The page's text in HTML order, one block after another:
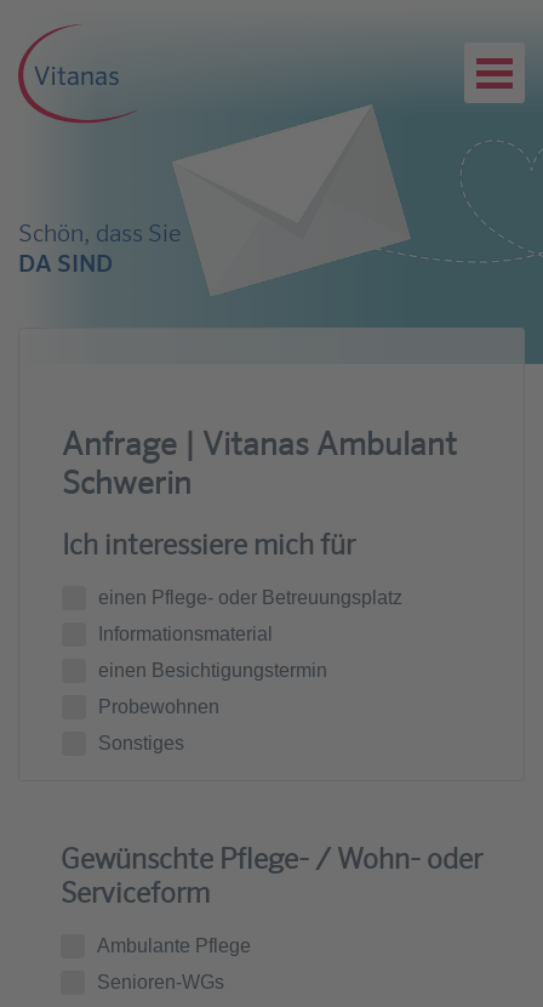
Schön, dass Sie
DA SIND
Anfrage | Vitanas Ambulant
Schwerin
Ich interessiere mich für
einen Pflege- oder Betreuungsplatz
Informationsmaterial
einen Besichtigungstermin
Probewohnen
Sonstiges
Gewünschte Pflege- / Wohn- oder
Serviceform
Ambulante Pflege
Senioren-WGs